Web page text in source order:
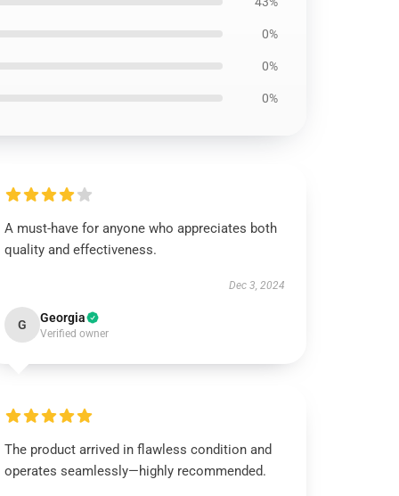
0%
0%
0%
A must-have for anyone who appreciates both
quality and effectiveness.
Dec 3, 2024
G Georgia
Verified owner
The product arrived in flawless condition and
operates seamlessly—highly recommended.